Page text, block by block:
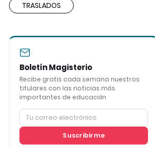
TRASLADOS
Boletín Magisterio
Recibe gratis cada semana nuestros
titulares con las noticias más
importantes de educación
Suscribirme